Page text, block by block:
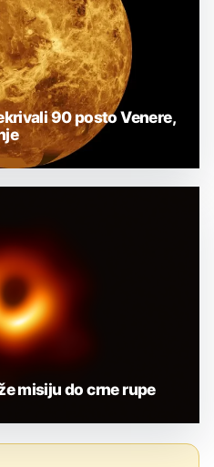
90 posto Venere,
misiju do crne rupe